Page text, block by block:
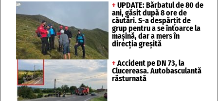
+ UPDATE: Bărbatul de 80 de
ani, găsit după 8 ore de
căutări. S-a despărțit de
grup pentru a se întoarce la
mașină, dar a mers în
direcția greșită
+ Accident pe DN 73, la
Clucereasa. Autobasculantă
răsturnată